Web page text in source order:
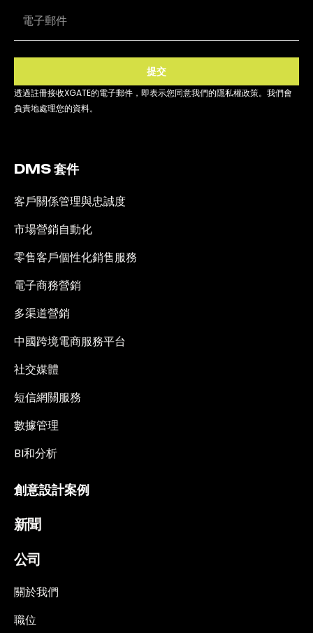
提交
透過註冊接收XGATE的電子郵件，即表示您同意我們的隱私權政策。我們會
負責地處理您的資料。
DMS 套件
客戶關係管理與忠誠度
市場營銷自動化
零售客戶個性化銷售服務
電子商務營銷
多渠道營銷
中國跨境電商服務平台
社交媒體
短信網關服務
數據管理
BI和分析
創意設計案例
新聞
公司
關於我們
職位